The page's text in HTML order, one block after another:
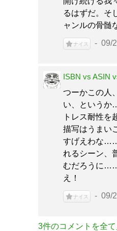
るはずだ。そ
ャンルの骨髄
ナイス 09/
ISBN vs ASIN
つーかこの人
い、というか
トレス耐性を
描写はうまい
すげえわな
れるシーン、
むだろうに
え！
ナイス 09/
3件のコメントを全て